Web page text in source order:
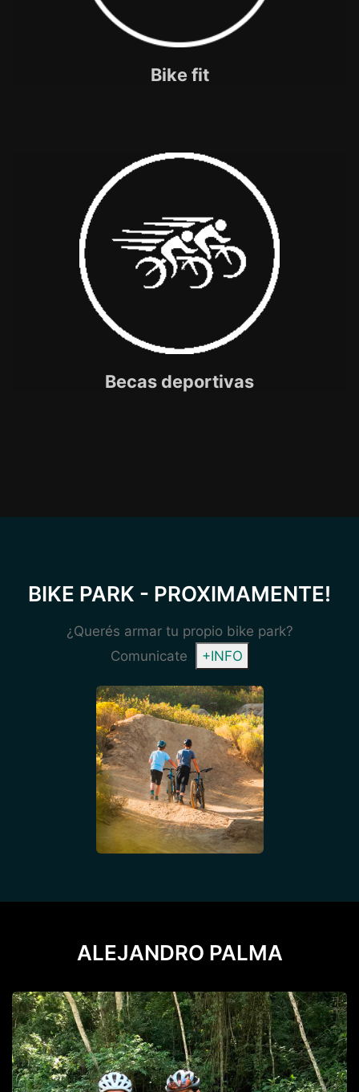
Bike fit
Becas deportivas
BIKE PARK - PROXIMAMENTE!
¿Querés armar tu propio bike park?
Comunicate
+INFO
ALEJANDRO PALMA